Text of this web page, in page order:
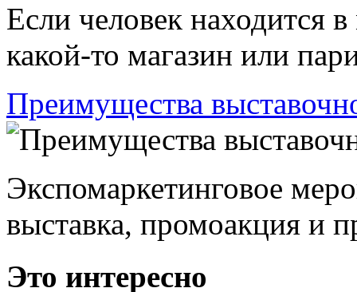
Если человек находится
какой-то магазин или
Преимущества
Экспомаркетинговое
выставка, промоакция и
Это интересно